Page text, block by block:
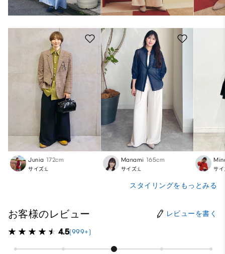
Junia 172cm
サイズ:L
Manami 165cm
サイズ:L サイ
スタイリングをもっとみる
お客様のレビュー レビューを書く
4.5(999+)